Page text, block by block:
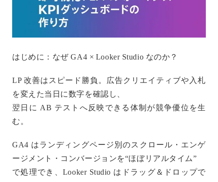
はじめに：なぜ GA4 × Looker Studio なのか？
LP 改善はスピード勝負。広告クリエイティブや入札
を変えた当日に数字を確認し、
翌日に AB テストへ反映できる体制が競争優位を生
む。
GA4 はランディングページ別のスクロール・エンゲ
ージメント・コンバージョンを“ほぼリアルタイム”
で処理でき、Looker Studio はドラッグ＆ドロップで